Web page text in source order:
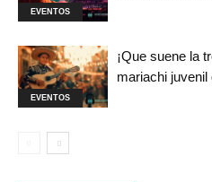
EVENTOS
EVENTOS
¡Que suene la
mariachi